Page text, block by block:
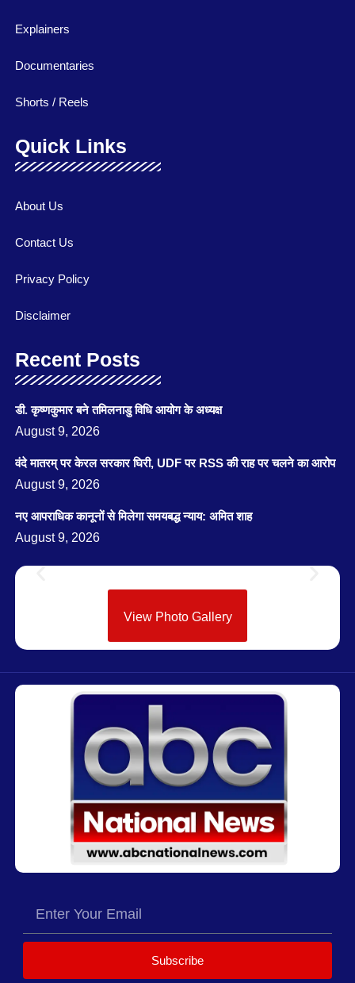
Explainers
Documentaries
Shorts / Reels
Quick Links
About Us
Contact Us
Privacy Policy
Disclaimer
Recent Posts
डी. कृष्णकुमार बने तमिलनाडु विधि आयोग के अध्यक्ष
August 9, 2026
वंदे मातरम् पर केरल सरकार घिरी, UDF पर RSS की राह पर चलने का आरोप
August 9, 2026
नए आपराधिक कानूनों से मिलेगा समयबद्ध न्याय: अमित शाह
August 9, 2026
View Photo Gallery
Subscribe